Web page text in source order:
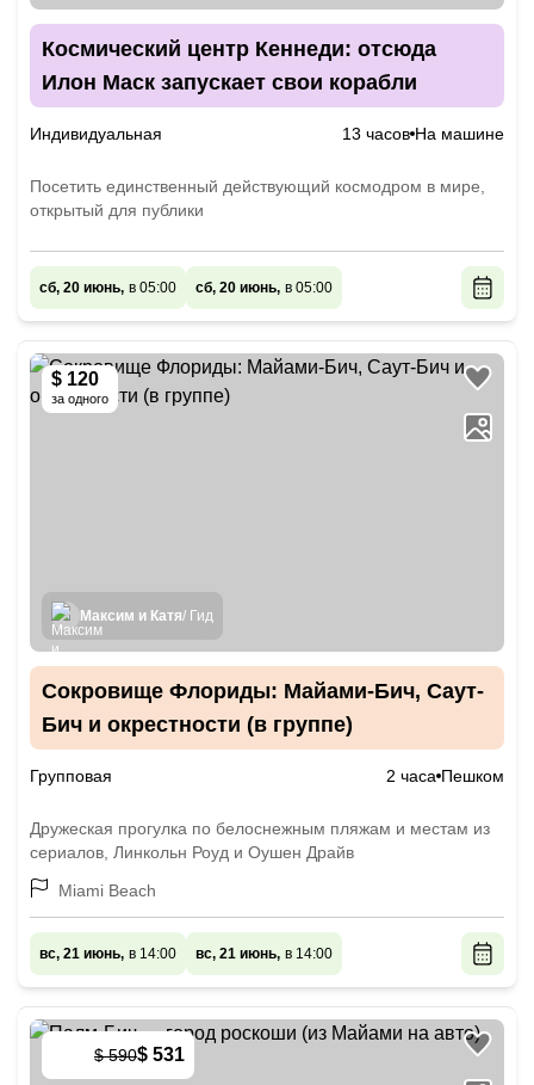
Космический центр Кеннеди: отсюда
Илон Маск запускает свои корабли
Индивидуальная 13 часов На машине
Посетить единственный действующий космодром в мире,
открытый для публики
сб, 20 июнь, в 05:00 сб, 20 июнь, в 05:00
$ 120
за одного
Максим и Катя/ Гид
Сокровище Флориды: Майами-Бич, Саут-
Бич и окрестности (в группе)
Групповая 2 часа Пешком
Дружеская прогулка по белоснежным пляжам и местам из
сериалов, Линкольн Роуд и Оушен Драйв
Miami Beach
вс, 21 июнь, в 14:00 вс, 21 июнь, в 14:00
$ 590$ 531